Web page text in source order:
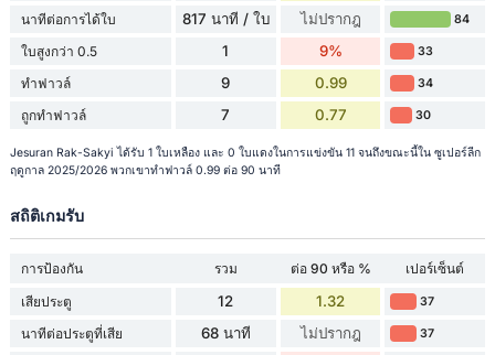
นาทีต่อการได้ใบ 817 นาที / ใบ ไม่ปรากฎ 84
ใบสูงกว่า 0.5 1 9% 33
ทำฟาวล์ 9 0.99 34
ถูกทำฟาวล์ 7 0.77 30
Jesuran Rak-Sakyi ได้รับ 1 ใบเหลือง และ 0 ใบแดงในการแข่งขัน 11 จนถึงขณะนี้ใน ซูเปอร์ลีก
ฤดูกาล 2025/2026 พวกเขาทำฟาวล์ 0.99 ต่อ 90 นาที
สถิติเกมรับ
การป้องกัน รวม ต่อ 90 หรือ %
เปอร์เซ็นต์
เสียประตู
12 1.32 37
นาทีต่อประตูที่เสีย 68 นาที ไม่ปรากฎ 37